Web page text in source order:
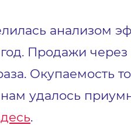
анализом
Продажи
Окупаемость
удалось
.